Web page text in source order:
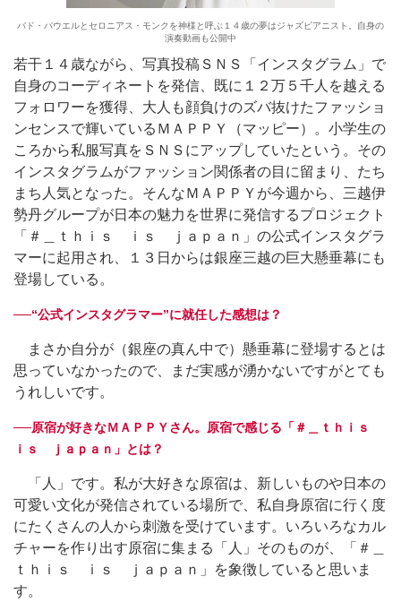
バド・パウエルとセロニアス・モンクを神様と呼ぶ１４歳の夢はジャズピアニスト。自身の
演奏動画も公開中
若干１４歳ながら、写真投稿ＳＮＳ「インスタグラム」で
自身のコーディネートを発信、既に１２万５千人を越える
フォロワーを獲得、大人も顔負けのズバ抜けたファッショ
ンセンスで輝いているＭＡＰＰＹ（マッピー）。小学生の
ころから私服写真をＳＮＳにアップしていたという。その
インスタグラムがファッション関係者の目に留まり、たち
まち人気となった。そんなＭＡＰＰＹが今週から、三越伊
勢丹グループが日本の魅力を世界に発信するプロジェクト
「＃＿ｔｈｉｓ ｉｓ ｊａｐａｎ」の公式インスタグラ
マーに起用され、１３日からは銀座三越の巨大懸垂幕にも
登場している。
──“公式インスタグラマー”に就任した感想は？
まさか自分が（銀座の真ん中で）懸垂幕に登場するとは
思っていなかったので、まだ実感が湧かないですがとても
うれしいです。
──原宿が好きなＭＡＰＰＹさん。原宿で感じる「＃＿ｔｈｉｓ
ｉｓ ｊａｐａｎ」とは？
「人」です。私が大好きな原宿は、新しいものや日本の
可愛い文化が発信されている場所で、私自身原宿に行く度
にたくさんの人から刺激を受けています。いろいろなカル
チャーを作り出す原宿に集まる「人」そのものが、「＃＿
ｔｈｉｓ ｉｓ ｊａｐａｎ」を象徴していると思いま
す。